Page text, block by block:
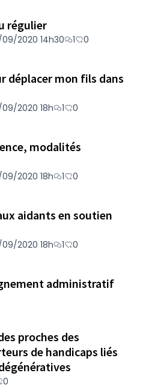
régulier
09/2020 14h30 1 0
déplacer mon fils dans
09/2020 18h 1 0
modalités
09/2020 18h 1 0
aidants en soutien
09/2020 18h 1 0
administratif
proches des
de handicaps liés
0